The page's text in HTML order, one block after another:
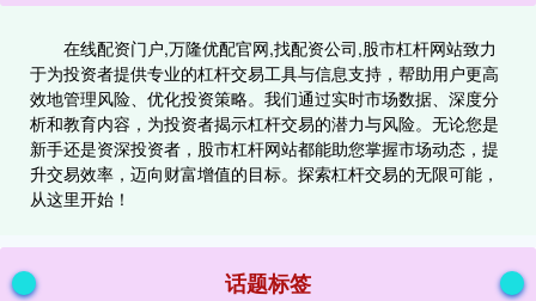
在线配资门户,万隆优配官网,找配资公司,股市杠杆网站致力
于为投资者提供专业的杠杆交易工具与信息支持，帮助用户更高
效地管理风险、优化投资策略。我们通过实时市场数据、深度分
析和教育内容，为投资者揭示杠杆交易的潜力与风险。无论您是
新手还是资深投资者，股市杠杆网站都能助您掌握市场动态，提
升交易效率，迈向财富增值的目标。探索杠杆交易的无限可能，
从这里开始！
话题标签